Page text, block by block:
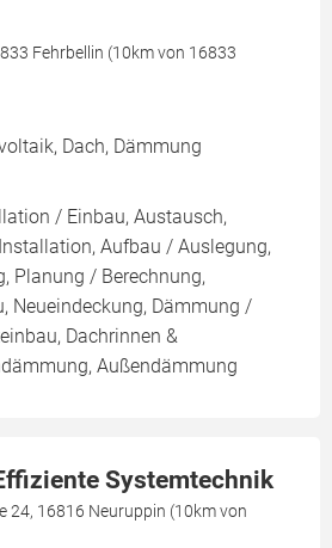
Fehrbellin (10km von 16833
Dach, Dämmung
/ Einbau, Austausch,
Aufbau / Auslegung,
Planung / Berechnung,
Neueindeckung, Dämmung /
Dachrinnen &
Außendämmung
Systemtechnik
24, 16816 Neuruppin (10km von